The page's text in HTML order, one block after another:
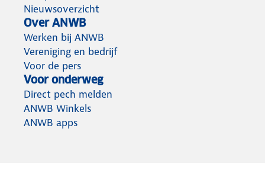
Nieuwsoverzicht
Over ANWB
Werken bij ANWB
Vereniging en bedrijf
Voor de pers
Voor onderweg
Direct pech melden
ANWB Winkels
ANWB apps